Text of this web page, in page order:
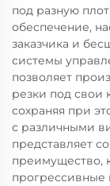
под разную
обеспечение,
заказчика и
системы
позволяет
резки под свои
сохраняя при
с различными
представляет
преимущество,
прогрессивные